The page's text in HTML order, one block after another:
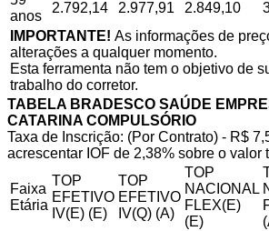
anos
2.792,14
2.977,91
2.849,10
IMPORTANTE! As informações de
alterações a qualquer momento.
Esta ferramenta não tem o objetivo de
trabalho do corretor.
TABELA BRADESCO SAÚDE
CATARINA COMPULSÓRIO
Taxa de Inscrição: (Por Contrato) - R$
acrescentar IOF de 2,38% sobre o valor
Faixa
Etária
TOP
EFETIVO
IV(E) (E)
TOP
EFETIVO
IV(Q) (A)
TOP
NACIONAL
FLEX(E)
(E)